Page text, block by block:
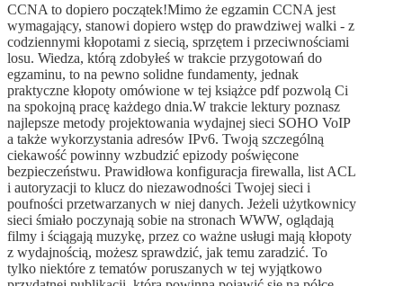
CCNA to dopiero początek!Mimo że egzamin CCNA jest
wymagający, stanowi dopiero wstęp do prawdziwej walki - z
codziennymi kłopotami z siecią, sprzętem i przeciwnościami
losu. Wiedza, którą zdobyłeś w trakcie przygotowań do
egzaminu, to na pewno solidne fundamenty, jednak
praktyczne kłopoty omówione w tej książce pdf pozwolą Ci
na spokojną pracę każdego dnia.W trakcie lektury poznasz
najlepsze metody projektowania wydajnej sieci SOHO VoIP
a także wykorzystania adresów IPv6. Twoją szczególną
ciekawość powinny wzbudzić epizody poświęcone
bezpieczeństwu. Prawidłowa konfiguracja firewalla, list ACL
i autoryzacji to klucz do niezawodności Twojej sieci i
poufności przetwarzanych w niej danych. Jeżeli użytkownicy
sieci śmiało poczynają sobie na stronach WWW, oglądają
filmy i ściągają muzykę, przez co ważne usługi mają kłopoty
z wydajnością, możesz sprawdzić, jak temu zaradzić. To
tylko niektóre z tematów poruszanych w tej wyjątkowo